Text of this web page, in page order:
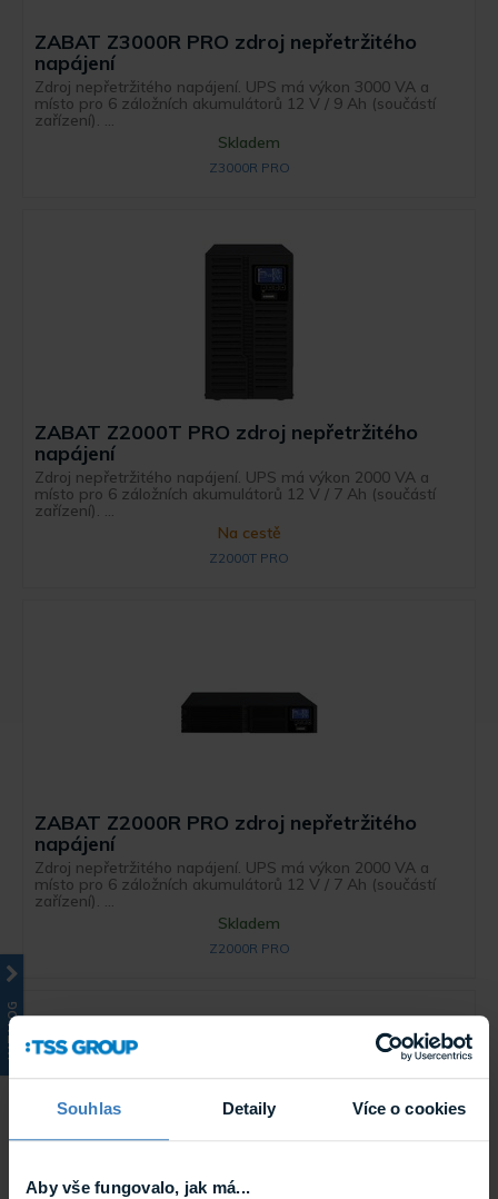
Souhlas Detaily Více o cookies
Aby vše fungovalo, jak má...
KATALOG
ZABAT Z3000R PRO zdroj nepřetržitého
napájení
Zdroj nepřetržitého napájení. UPS má výkon 3000 VA a
místo pro 6 záložních akumulátorů 12 V / 9 Ah (součástí
zařízení). ...
Skladem
Z3000R PRO
ZABAT Z2000T PRO zdroj nepřetržitého
napájení
Zdroj nepřetržitého napájení. UPS má výkon 2000 VA a
místo pro 6 záložních akumulátorů 12 V / 7 Ah (součástí
zařízení). ...
Na cestě
Z2000T PRO
ZABAT Z2000R PRO zdroj nepřetržitého
napájení
Zdroj nepřetržitého napájení. UPS má výkon 2000 VA a
místo pro 6 záložních akumulátorů 12 V / 7 Ah (součástí
zařízení). ...
Skladem
Z2000R PRO